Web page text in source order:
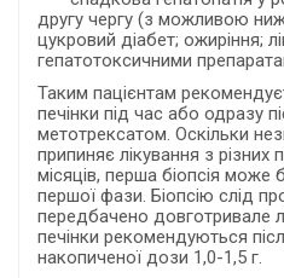
другу чергу (з можливою
цукровий діабет; ожиріння;
гепатотоксичними
Таким пацієнтам
печінки під час або одразу
метотрексатом. Оскільки
припиняє лікування з
місяців, перша біопсія може
першої фази. Біопсію слід
передбачено довготривале
печінки рекомендуються
накопиченої дози 1,0-1,5 г.